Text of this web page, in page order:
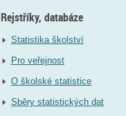
Rejstříky, databáze
Statistika školství
Pro veřejnost
O školské statistice
Sběry statistických dat